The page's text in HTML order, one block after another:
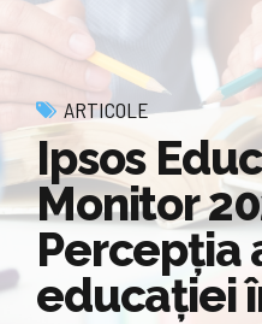
ARTICOLE
Ipsos
Monitor
Percepția
educației